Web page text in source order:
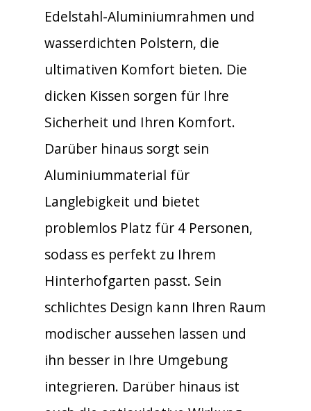
Edelstahl-Aluminiumrahmen und
wasserdichten Polstern, die
ultimativen Komfort bieten. Die
dicken Kissen sorgen für Ihre
Sicherheit und Ihren Komfort.
Darüber hinaus sorgt sein
Aluminiummaterial für
Langlebigkeit und bietet
problemlos Platz für 4 Personen,
sodass es perfekt zu Ihrem
Hinterhofgarten passt. Sein
schlichtes Design kann Ihren Raum
modischer aussehen lassen und
ihn besser in Ihre Umgebung
integrieren. Darüber hinaus ist